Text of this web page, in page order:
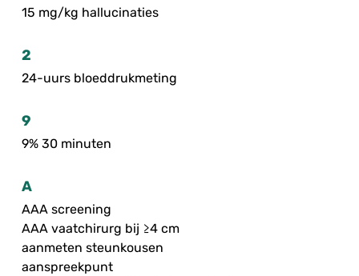
15 mg/kg hallucinaties
2
24-uurs bloeddrukmeting
9
9% 30 minuten
A
AAA screening
AAA vaatchirurg bij ≥4 cm
aanmeten steunkousen
aanspreekpunt